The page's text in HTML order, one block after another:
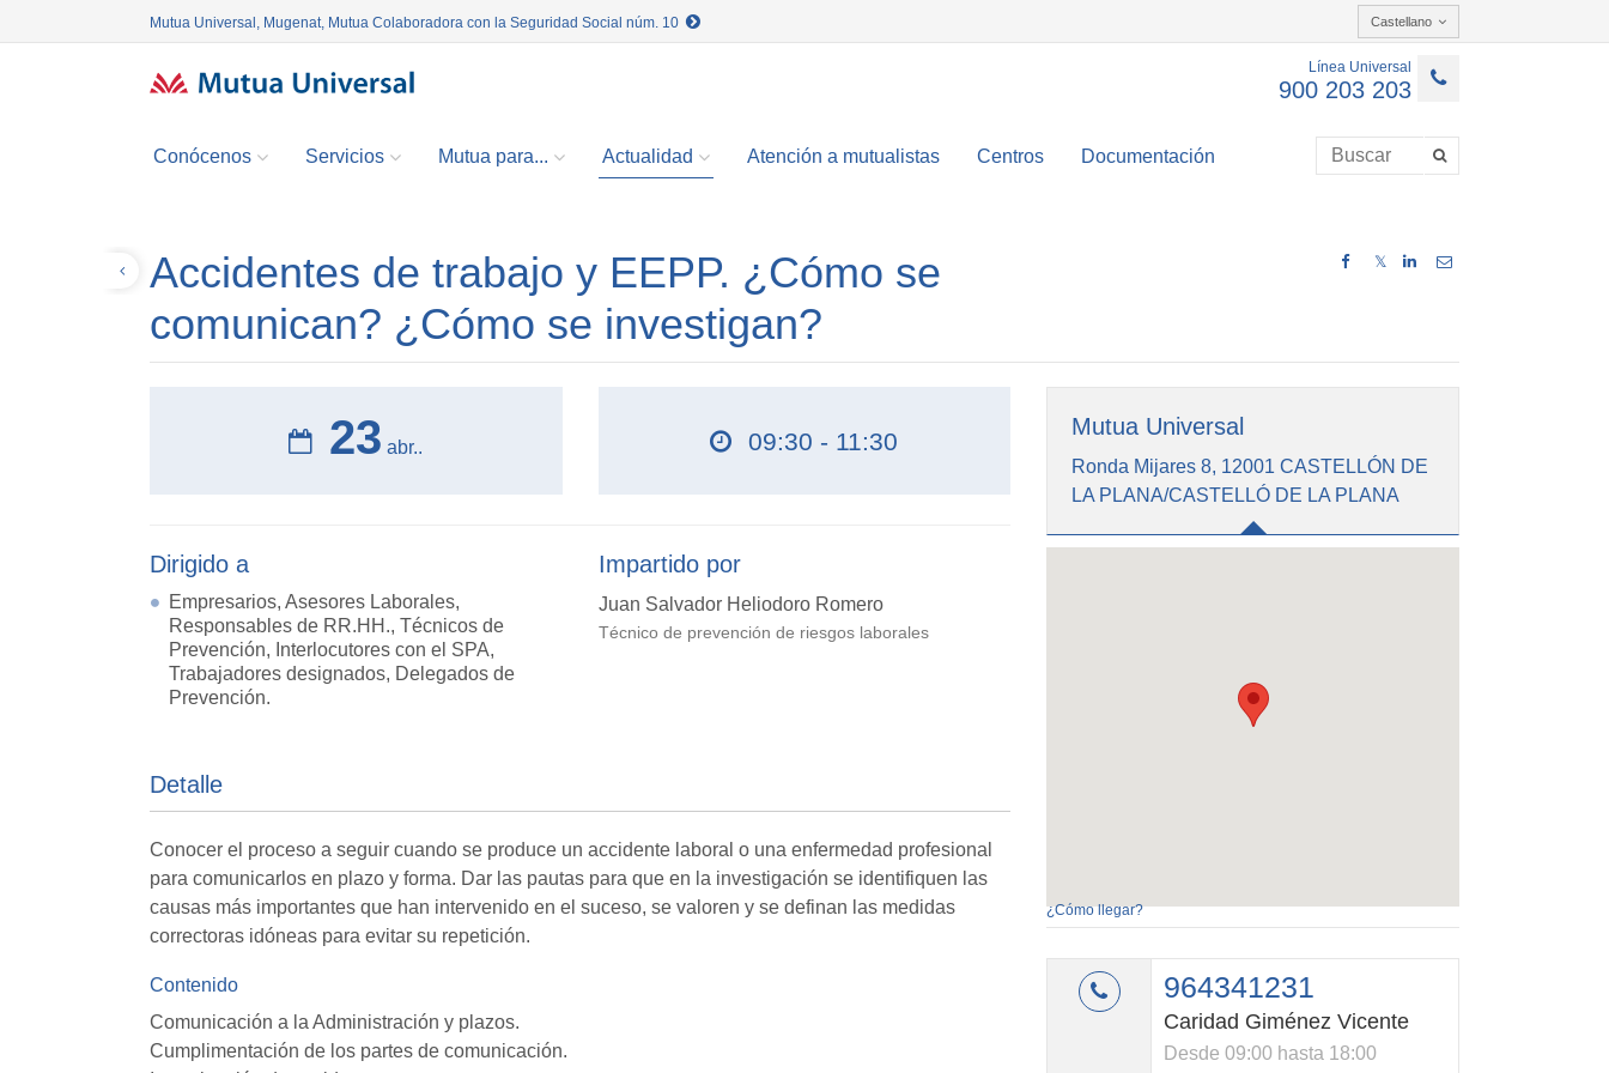
Mutua Universal, Mugenat, Mutua Colaboradora con la Seguridad Social núm. 10 Castellano
Línea Universal
900 203 203
Conócenos Servicios Mutua para... Actualidad Atención a mutualistas Centros Documentación
𝕏
Accidentes de trabajo y EEPP. ¿Cómo se
comunican? ¿Cómo se investigan?
23 abr.. 09:30 - 11:30
Dirigido a
Empresarios, Asesores Laborales,
Responsables de RR.HH., Técnicos de
Prevención, Interlocutores con el SPA,
Trabajadores designados, Delegados de
Prevención.
Impartido por
Juan Salvador Heliodoro Romero
Técnico de prevención de riesgos laborales
Detalle
Conocer el proceso a seguir cuando se produce un accidente laboral o una enfermedad profesional
para comunicarlos en plazo y forma. Dar las pautas para que en la investigación se identifiquen las
causas más importantes que han intervenido en el suceso, se valoren y se definan las medidas
correctoras idóneas para evitar su repetición.
Contenido
Comunicación a la Administración y plazos.
Cumplimentación de los partes de comunicación.
Mutua Universal
Ronda Mijares 8, 12001 CASTELLÓN DE
LA PLANA/CASTELLÓ DE LA PLANA
¿Cómo llegar?
964341231
Caridad Giménez Vicente
Desde 09:00 hasta 18:00